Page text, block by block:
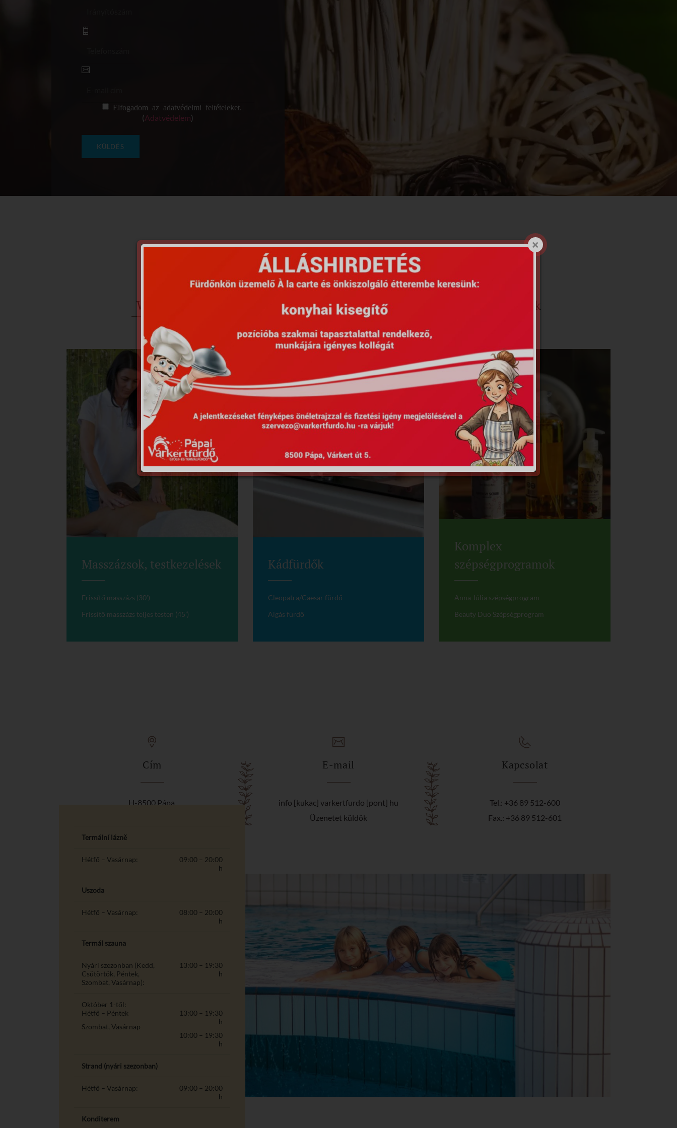
Elfogadom az adatvédelmi feltételeket.
(Adatvédelem)
Népszerű szolgáltatások
Wellness kezelések Gyógykezelések NEAK (OEP) támogatott kezelések
Masszázsok, testkezelések
Frissítő masszázs (30’)
Frissítő masszázs teljes testen (45’)
Kádfürdők
Cleopatra/Caesar fürdő
Algás fürdő
Komplex
szépségprogramok
Anna Júlia szépségprogram
Beauty Duo Szépségprogram
Cím
H-8500 Pápa,
E-mail
info [kukac] varkertfurdo [pont] hu
Üzenetet küldök
Kapcsolat
Tel.: +36 89 512-600
Fax.: +36 89 512-601
Termální lázně
Hétfő – Vasárnap:
09:00 – 20:00
h
Uszoda
Hétfő – Vasárnap:
08:00 – 20:00
h
Termál szauna
Nyári szezonban (Kedd,
Csütörtök, Péntek,
Szombat, Vasárnap):
13:00 – 19:30
h
Október 1-től:
Hétfő – Péntek
Szombat, Vasárnap
13:00 – 19:30
h
10:00 – 19:30
h
Strand (nyári szezonban)
Hétfő – Vasárnap:
09:00 – 20:00
h
Konditerem